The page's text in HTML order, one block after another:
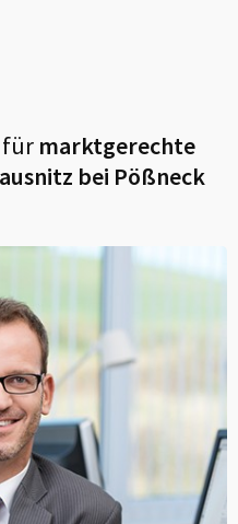
fürmarktgerechte
bei Pößneck